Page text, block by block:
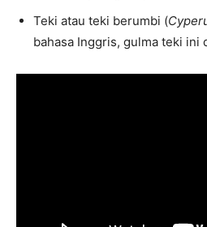
Teki atau teki berumbi (
bahasa Inggris, gulma teki ini